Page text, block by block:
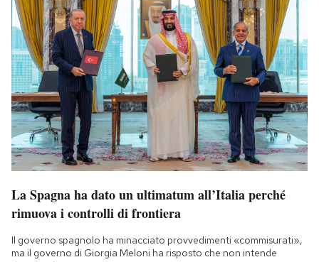
La Spagna ha dato un ultimatum all’Italia perché
rimuova i controlli di frontiera
Il governo spagnolo ha minacciato provvedimenti «commisurati»,
ma il governo di Giorgia Meloni ha risposto che non intende